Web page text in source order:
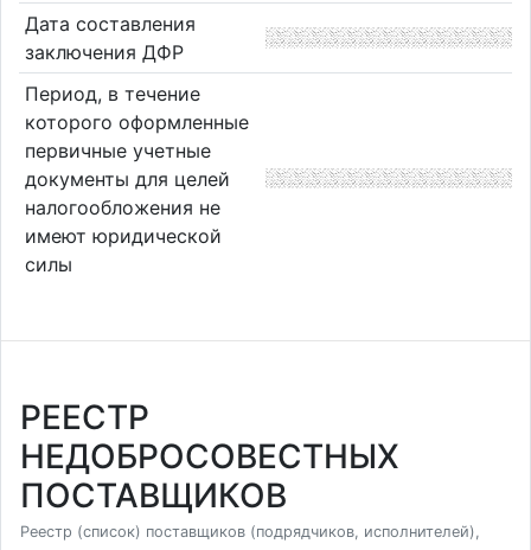
Дата составления
заключения ДФР
Период, в течение
которого оформленные
первичные учетные
документы для целей
налогообложения не
имеют юридической
силы
РЕЕСТР
НЕДОБРОСОВЕСТНЫХ
ПОСТАВЩИКОВ
Реестр (список) поставщиков (подрядчиков, исполнителей),